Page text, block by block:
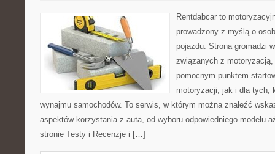
Rentdabcar to
prowadzony z myślą o
pojazdu. Strona gromadzi
związanych z
pomocnym punktem
motoryzacji, jak i dla tych,
wynajmu samochodów. To serwis, w którym można znaleźć
aspektów korzystania z auta, od wyboru odpowiedniego modelu
stronie Testy i Recenzje i […]